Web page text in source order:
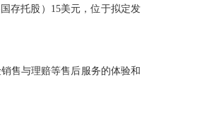
存托股）15美元，位于拟定发
售与理赔等售后服务的体验和